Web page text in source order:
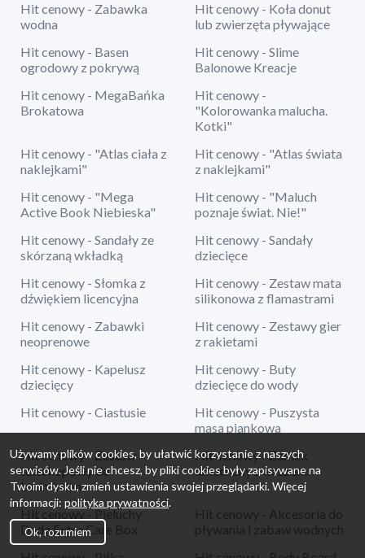
Hit cenowy - Zabawka
wodna
Hit cenowy - Koła donut
lub zwierzęta pływające
Hit cenowy - Basen
ogrodowy z pokrywą
Hit cenowy - Slime
Balonowe Kreacje
Hit cenowy - MegaBańka
Brokatowa
Hit cenowy -
"Kolorowanka malucha.
Kotki"
Hit cenowy - "Atlas ciała z
naklejkami"
Hit cenowy - "Atlas świata
z naklejkami"
Hit cenowy - "Mega
Active Book Niebieska"
Hit cenowy - "Maluch
poznaje świat. Nie!"
Hit cenowy - Sandały ze
skórzaną wkładką
Hit cenowy - Sandały
dziecięce
Hit cenowy - Słomka z
dźwiękiem licencyjna
Hit cenowy - Zestaw mata
silikonowa z flamastrami
Hit cenowy - Zabawki
neoprenowe
Hit cenowy - Zestawy gier
z rakietami
Hit cenowy - Kapelusz
dziecięcy
Hit cenowy - Buty
dziecięce do wody
Hit cenowy - Ciastusie
Hit cenowy - Puszysta
masa piankowa
Hit cenowy - Zestaw
teleskopowy do
badmintona
Hit cenowy - Zamek
dmuchany z koszem
Hit cenowy - Pieluchy
Dada Extra Care Box
Hit cenowy - Akcesoria do
pływania i zabaw wodnych
Używamy plików cookies, by ułatwić korzystanie z naszych
serwisów. Jeśli nie chcesz, by pliki cookies były zapisywane na
Twoim dysku, zmień ustawienia swojej przeglądarki. Więcej
informacji: polityka prywatności.
Ok, rozumiem